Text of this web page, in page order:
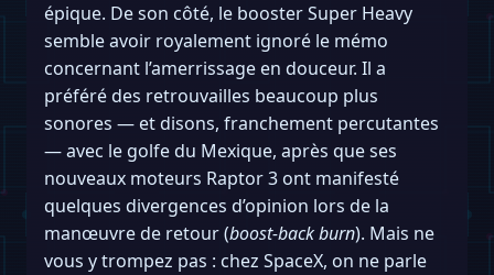
épique. De son côté, le booster Super Heavy
semble avoir royalement ignoré le mémo
concernant l’amerrissage en douceur. Il a
préféré des retrouvailles beaucoup plus
sonores — et disons, franchement percutantes
— avec le golfe du Mexique, après que ses
nouveaux moteurs Raptor 3 ont manifesté
quelques divergences d’opinion lors de la
manœuvre de retour (boost-back burn). Mais ne
vous y trompez pas : chez SpaceX, on ne parle